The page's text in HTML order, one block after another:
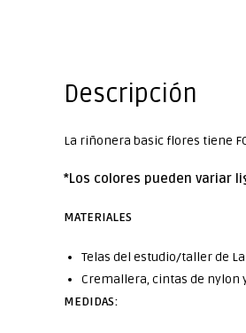
Descripción
La riñonera basic flores tiene
*Los colores pueden variar
MATERIALES
Telas del estudio/taller de
Cremallera, cintas de nylon
MEDIDAS: